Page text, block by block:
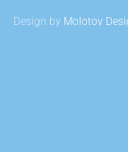
Design by Molotov